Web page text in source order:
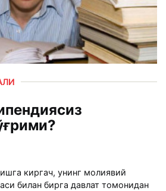
киргач, унинг молиявий
билан бирга давлат томонидан